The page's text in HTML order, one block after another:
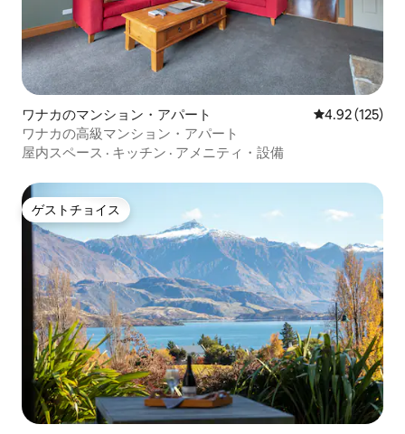
ワナカのマンション・アパート レビュー125
4.92 (125)
ワナカの高級マンション・アパート
屋内スペース · キッチン · アメニティ・設備
ゲストチョイス
ゲストチョイス